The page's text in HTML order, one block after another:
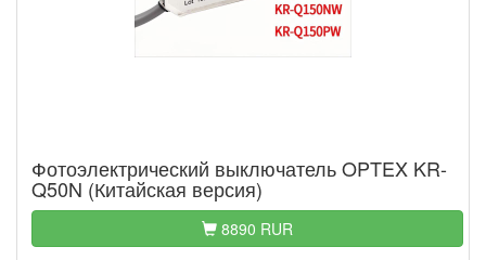
Фотоэлектрический выключатель OPTEX KR-
Q50N (Китайская версия)
8890 RUR